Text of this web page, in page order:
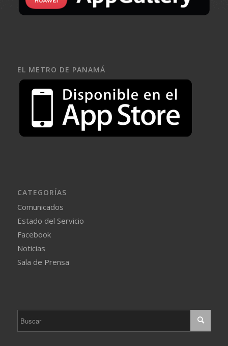
EL METRO DE PANAMÁ
CATEGORÍAS
Comunicados
Estado del Servicio
Facebook
Noticias
Sala de Prensa